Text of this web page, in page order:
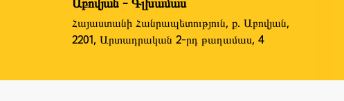
Աբովյան - Գլխամաս
Հայաստանի Հանրապետություն, ք. Աբովյան,
2201, Արտադրական 2-րդ թաղամաս, 4